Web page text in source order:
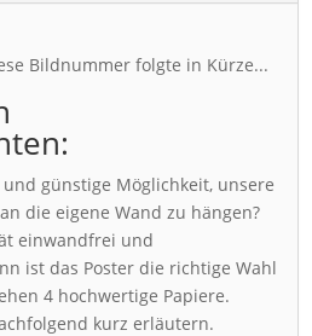
Bildnummer folgte in Kürze...
günstige Möglichkeit, unsere
die eigene Wand zu hängen?
einwandfrei und
ist das Poster die richtige Wahl
4 hochwertige Papiere.
kurz erläutern.